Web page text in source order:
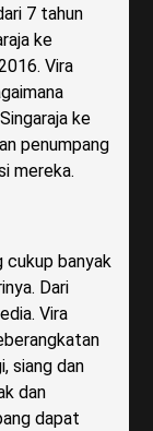
7 tahun
ke
Vira
ke
penumpang
mereka.
cukup banyak
Dari
Vira
siang dan
dan
dapat